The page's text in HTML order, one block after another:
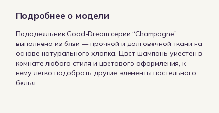
Подробнее о модели
Пододеяльник Good-Dream серии “Champagne”
выполнена из бязи — прочной и долговечной ткани на
основе натурального хлопка. Цвет шампань уместен в
комнате любого стиля и цветового оформления, к
нему легко подобрать другие элементы постельного
белья.